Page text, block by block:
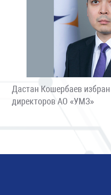
Дастан Кошербаев
директоров АО «УМЗ»